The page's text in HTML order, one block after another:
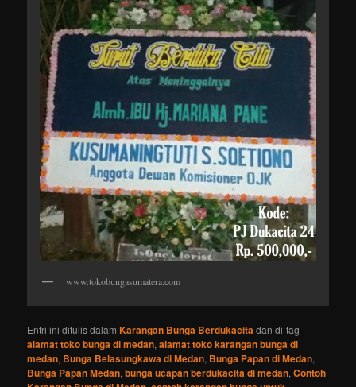
www.tokobungasumatera.com
Entri ini ditulis dalamKarangan Bunga Berdukacitadan di-tag
alamat toko bunga di medan,alamat toko karangan bunga di
medan, Bunga Belasungkawa di Medan, Bunga Papan di Medan,
Bunga Papan Medan,bunga ucapan berdukacita di medan,Contoh